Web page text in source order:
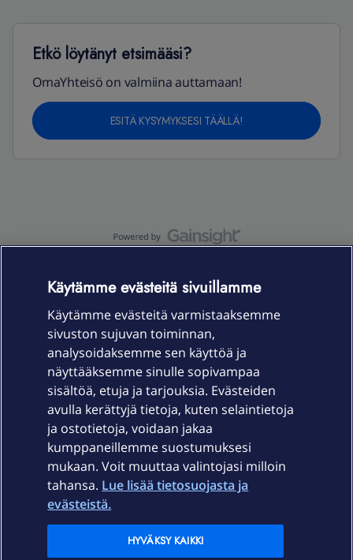
Etkö löytänyt etsimääsi?
OmaYhteisö on valmiina auttamaan!
ESITÄ KYSYMYKSESI TÄÄLLÄ!
Laitteet & liittymät
Palvelut
Ajankohtaista
Elisa Oyj
Käytämme evästeitä sivuillamme
Käytämme evästeitä varmistaaksemme
sivuston sujuvan toiminnan,
analysoidaksemme sen käyttöä ja
näyttääksemme sinulle sopivampaa
sisältöä, etuja ja tarjouksia. Evästeiden
avulla kerättyjä tietoja, kuten selaintietoja
ja ostotietoja, voidaan jakaa
kumppaneillemme suostumuksesi
mukaan. Voit muuttaa valintojasi milloin
tahansa. Lue lisää tietosuojasta ja
evästeistä.
HYVÄKSY KAIKKI